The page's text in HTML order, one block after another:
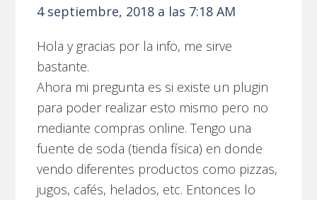
4 septiembre, 2018 a las 7:18 AM
Hola y gracias por la info, me sirve
bastante.
Ahora mi pregunta es si existe un plugin
para poder realizar esto mismo pero no
mediante compras online. Tengo una
fuente de soda (tienda física) en donde
vendo diferentes productos como pizzas,
jugos, cafés, helados, etc. Entonces lo